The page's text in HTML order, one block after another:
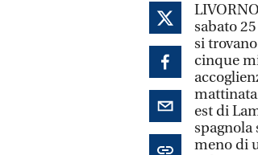
sabato
si
cinque
mattinata
est di
spagnola
meno di